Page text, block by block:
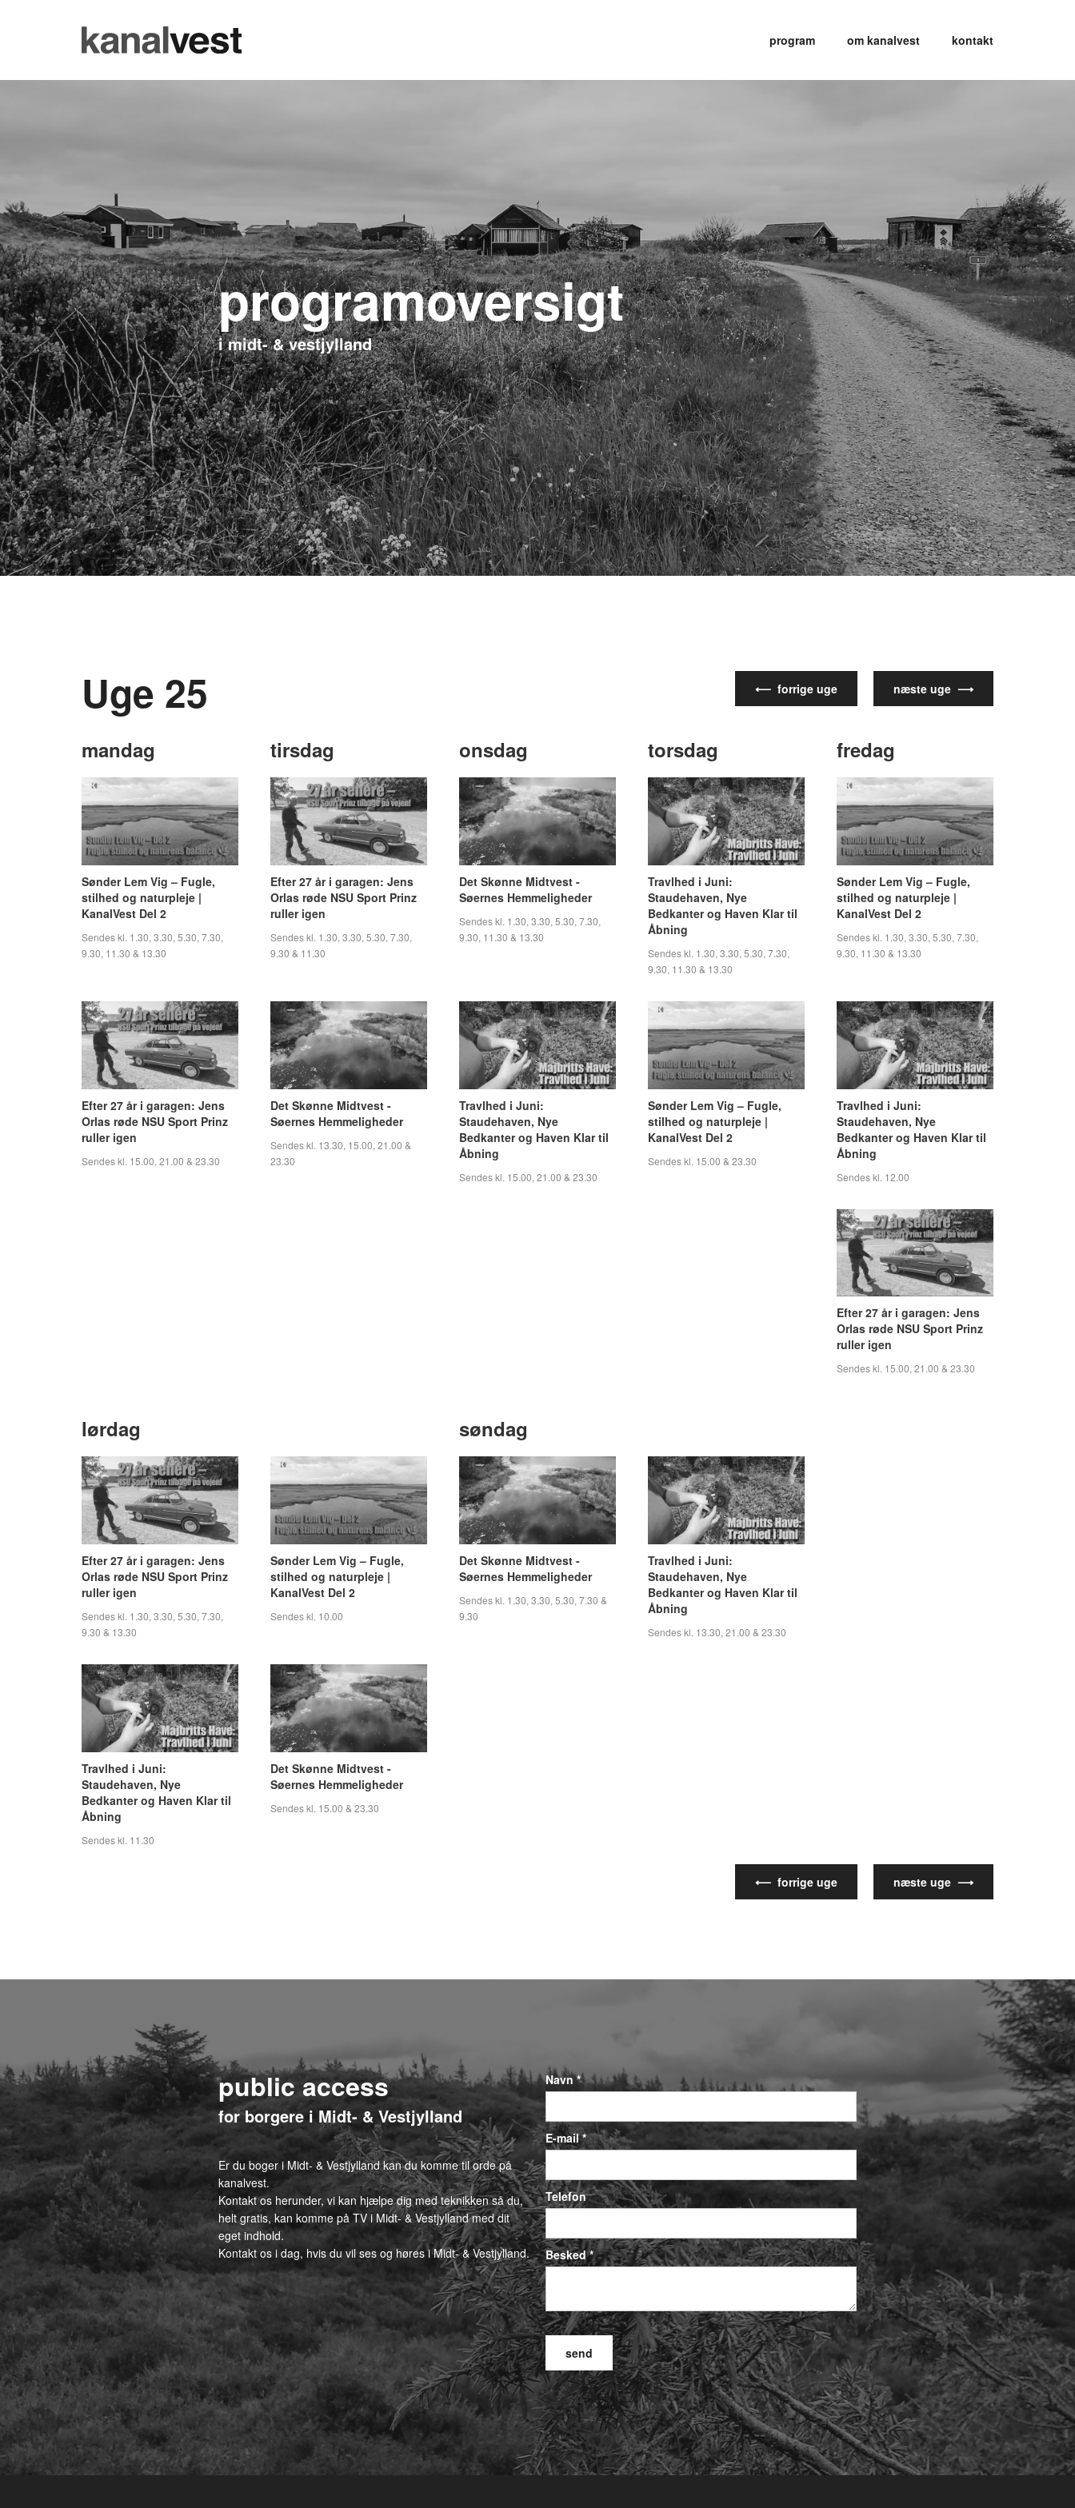
program om kanalvest kontakt
programoversigt
i midt- & vestjylland
Uge 25 ⟵ forrige uge næste uge ⟶
mandag
Sønder Lem Vig – Fugle,
stilhed og naturpleje |
KanalVest Del 2
Sendes kl. 1.30, 3.30, 5.30, 7.30,
9.30, 11.30 & 13.30
Efter 27 år i garagen: Jens
Orlas røde NSU Sport Prinz
ruller igen
Sendes kl. 15.00, 21.00 & 23.30
tirsdag
Efter 27 år i garagen: Jens
Orlas røde NSU Sport Prinz
ruller igen
Sendes kl. 1.30, 3.30, 5.30, 7.30,
9.30 & 11.30
Det Skønne Midtvest -
Søernes Hemmeligheder
Sendes kl. 13.30, 15.00, 21.00 &
23.30
onsdag
Det Skønne Midtvest -
Søernes Hemmeligheder
Sendes kl. 1.30, 3.30, 5.30, 7.30,
9.30, 11.30 & 13.30
Travlhed i Juni:
Staudehaven, Nye
Bedkanter og Haven Klar til
Åbning
Sendes kl. 15.00, 21.00 & 23.30
torsdag
Travlhed i Juni:
Staudehaven, Nye
Bedkanter og Haven Klar til
Åbning
Sendes kl. 1.30, 3.30, 5.30, 7.30,
9.30, 11.30 & 13.30
Sønder Lem Vig – Fugle,
stilhed og naturpleje |
KanalVest Del 2
Sendes kl. 15.00 & 23.30
fredag
Sønder Lem Vig – Fugle,
stilhed og naturpleje |
KanalVest Del 2
Sendes kl. 1.30, 3.30, 5.30, 7.30,
9.30, 11.30 & 13.30
Travlhed i Juni:
Staudehaven, Nye
Bedkanter og Haven Klar til
Åbning
Sendes kl. 12.00
Efter 27 år i garagen: Jens
Orlas røde NSU Sport Prinz
ruller igen
Sendes kl. 15.00, 21.00 & 23.30
lørdag
Efter 27 år i garagen: Jens
Orlas røde NSU Sport Prinz
ruller igen
Sendes kl. 1.30, 3.30, 5.30, 7.30,
9.30 & 13.30
Sønder Lem Vig – Fugle,
stilhed og naturpleje |
KanalVest Del 2
Sendes kl. 10.00
Travlhed i Juni:
Staudehaven, Nye
Bedkanter og Haven Klar til
Åbning
Sendes kl. 11.30
Det Skønne Midtvest -
Søernes Hemmeligheder
Sendes kl. 15.00 & 23.30
søndag
Det Skønne Midtvest -
Søernes Hemmeligheder
Sendes kl. 1.30, 3.30, 5.30, 7.30 &
9.30
Travlhed i Juni:
Staudehaven, Nye
Bedkanter og Haven Klar til
Åbning
Sendes kl. 13.30, 21.00 & 23.30
⟵ forrige uge næste uge ⟶
public access
for borgere i Midt- & Vestjylland
Er du boger i Midt- & Vestjylland kan du komme til orde på
kanalvest.
Kontakt os herunder, vi kan hjælpe dig med teknikken så du,
helt gratis, kan komme på TV i Midt- & Vestjylland med dit
eget indhold.
Kontakt os i dag, hvis du vil ses og høres i Midt- & Vestjylland.
Navn *
E-mail *
Telefon
Besked *